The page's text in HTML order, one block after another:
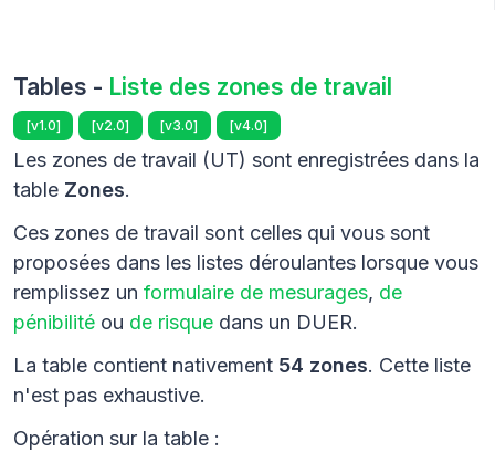
Tables - Liste des zones de travail
[v1.0] [v2.0] [v3.0] [v4.0]
Les zones de travail (UT) sont enregistrées dans la
table Zones.
Ces zones de travail sont celles qui vous sont
proposées dans les listes déroulantes lorsque vous
remplissez un formulaire de mesurages, de
pénibilité ou de risque dans un DUER.
La table contient nativement 54 zones. Cette liste
n'est pas exhaustive.
Opération sur la table :